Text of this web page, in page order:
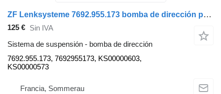
ZF Lenksysteme 7692.955.173 bomba de dirección para Audi A6 coche
125 € Sin IVA
Sistema de suspensión - bomba de dirección
7692.955.173, 7692955173, KS00000603,
KS00000573
Francia, Sommerau